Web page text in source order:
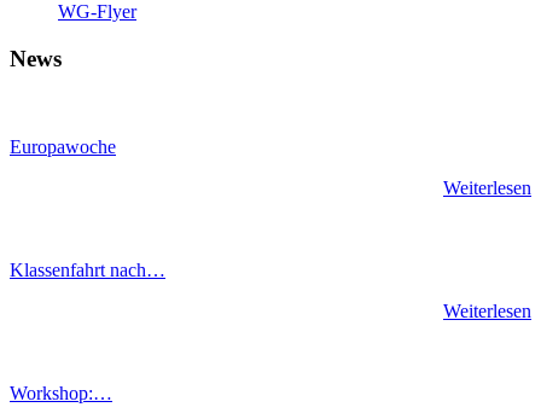
WG-Flyer
News
Europawoche
Weiterlesen
Klassenfahrt nach…
Weiterlesen
Workshop:…